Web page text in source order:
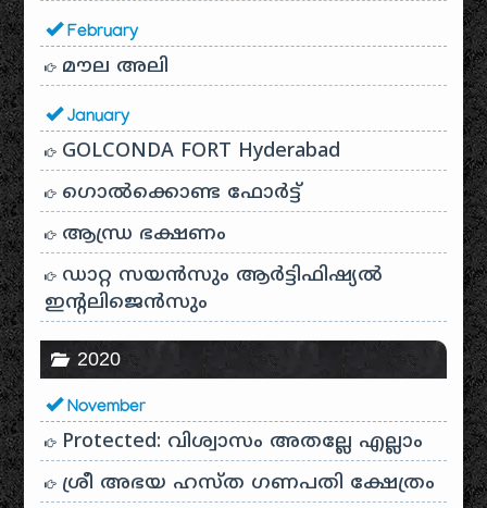
February
മൗല അലി
January
GOLCONDA FORT Hyderabad
ഗൊൽക്കൊണ്ട ഫോർട്ട്
ആന്ധ്ര ഭക്ഷണം
ഡാറ്റ സയൻസും ആർട്ടിഫിഷ്യൽ
ഇൻ്റലിജെൻസും
2020
November
Protected: വിശ്വാസം അതല്ലേ എല്ലാം
ശ്രീ അഭയ ഹസ്ത ഗണപതി ക്ഷേത്രം